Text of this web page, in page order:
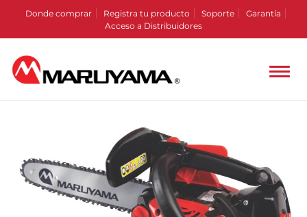
Donde comprar Registra tu producto Soporte
Garantía
Acceso a Distribuidores